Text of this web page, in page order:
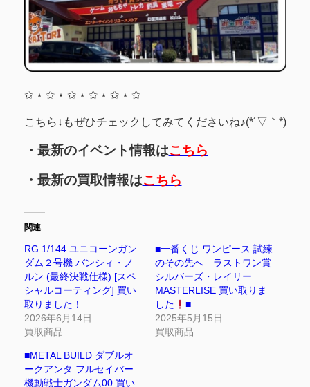
✩ ⋆ ✩ ⋆ ✩ ⋆ ✩ ⋆ ✩ ⋆ ✩
こちら↓もぜひチェックしてみてくださいね♪(*´▽｀*)
・最新のイベント情報はこちら
・最新の買取情報はこちら
関連
RG 1/144 ユニコーンガン
ダム２号機 バンシィ・ノ
ルン (最終決戦仕様) [スペ
シャルコーティング] 買い
取りました！
2026年6月14日
買取商品
■一番くじ ワンピース 試練
のその先へ ラストワン賞
シルバーズ・レイリー
MASTERLISE 買い取りま
した
■
2025年5月15日
買取商品
■METAL BUILD ダブルオ
ークアンタ フルセイバー
機動戦士ガンダム00 買い